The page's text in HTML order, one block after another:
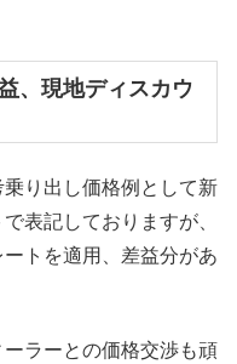
、現地ディスカウ
り出し価格例として新
表記しておりますが、
トを適用、差益分があ
ラーとの価格交渉も頑